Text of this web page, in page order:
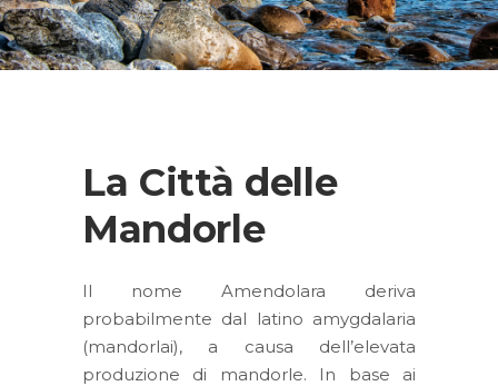
La Città delle
Mandorle
Il nome Amendolara deriva
probabilmente dal latino amygdalaria
(mandorlai), a causa dell’elevata
produzione di mandorle. In base ai